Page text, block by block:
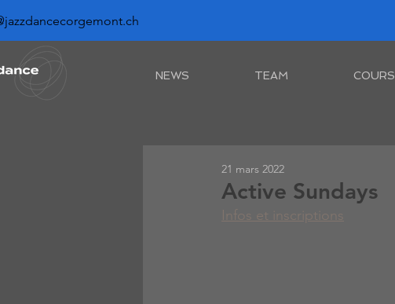
NEWS TEAM COURS
Active Sundays
21 mars 2022
Infos et inscriptions